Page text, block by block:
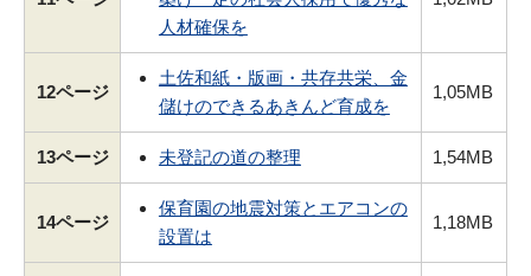
人材確保を
12ページ
土佐和紙・版画・共存共栄、金
儲けのできるあきんど育成を
1,05MB
13ページ 未登記の道の整理 1,54MB
14ページ
保育園の地震対策とエアコンの
設置は
1,18MB